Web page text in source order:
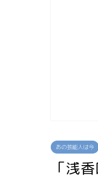
あの芸能人は今
「浅